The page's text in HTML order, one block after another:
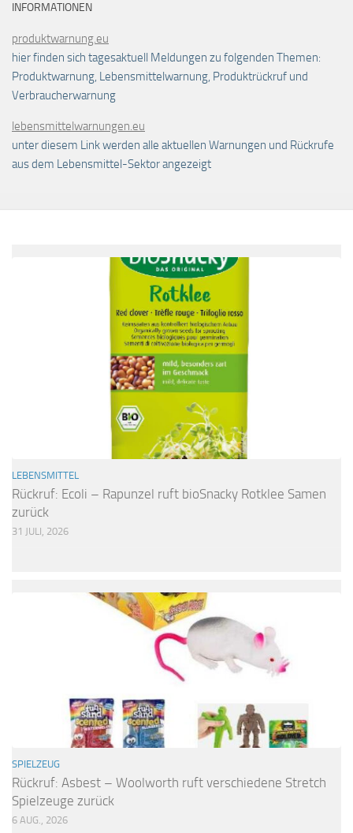
INFORMATIONEN
produktwarnung.eu
hier finden sich tagesaktuell Meldungen zu folgenden Themen:
Produktwarnung, Lebensmittelwarnung, Produktrückruf und
Verbraucherwarnung
lebensmittelwarnungen.eu
unter diesem Link werden alle aktuellen Warnungen und Rückrufe
aus dem Lebensmittel-Sektor angezeigt
LEBENSMITTEL
Rückruf: Ecoli – Rapunzel ruft bioSnacky Rotklee Samen
zurück
31 JULI, 2026
SPIELZEUG
Rückruf: Asbest – Woolworth ruft verschiedene Stretch
Spielzeuge zurück
6 AUG., 2026